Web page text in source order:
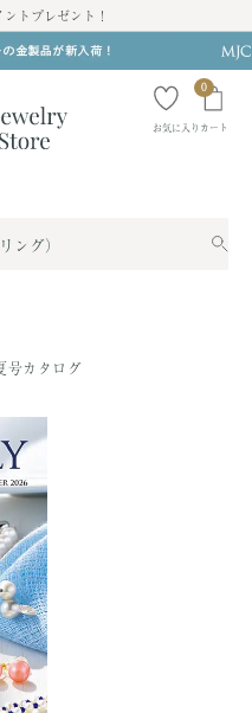
トプレゼント！
お気に入り
0
カート
号カタログ